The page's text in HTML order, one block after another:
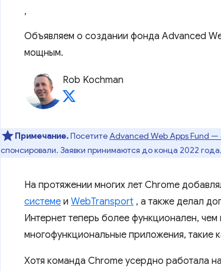
,
Объявляем о создании фонда Advanced
мощным.
Rob Kochman
Примечание.ПосетитеAdvanced Web Apps Fund —
спонсировали. Заявки принимаются до конца 2022
На протяжении многих лет Chrome
системе и WebTransport , а также делал
Интернет теперь более функционален,
многофункциональные приложения, такие
Хотя команда Chrome усердно работала